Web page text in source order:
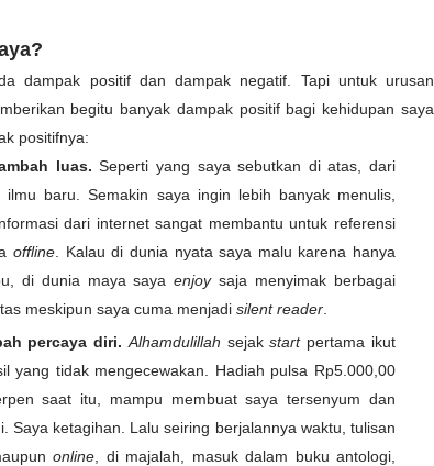
dampak positif dan dampak negatif. Tapi untuk urusan
begitu banyak dampak positif bagi kehidupan saya
positifnya:
luas.Seperti yang saya sebutkan di atas, dari
baru. Semakin saya ingin lebih banyak menulis,
dari internet sangat membantu untuk referensi
offline . Kalau di dunia nyata saya malu karena hanya
di dunia maya sayaenjoysaja menyimak berbagai
meskipun saya cuma menjadi silent reader.
percaya diri. Alhamdulillah sejakstart pertama ikut
yang tidak mengecewakan. Hadiah pulsa Rp5.000,00
saat itu, mampu membuat saya tersenyum dan
Saya ketagihan. Lalu seiring berjalannya waktu, tulisan
online , di majalah, masuk dalam buku antologi,